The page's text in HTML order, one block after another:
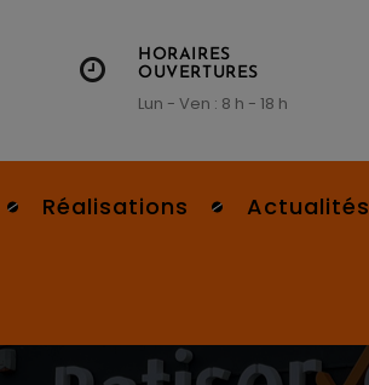
HORAIRES
OUVERTURES
Lun - Ven : 8 h - 18 h
Réalisations Actualités